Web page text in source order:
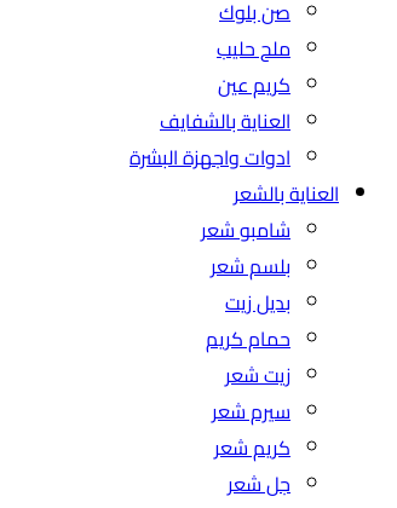
صن بلوك
ملح حليب
كريم عين
العناية بالشفايف
ادوات واجهزة البشرة
العناية بالشعر
شامبو شعر
بلسم شعر
بديل زيت
حمام كريم
زيت شعر
سيرم شعر
كريم شعر
جل شعر